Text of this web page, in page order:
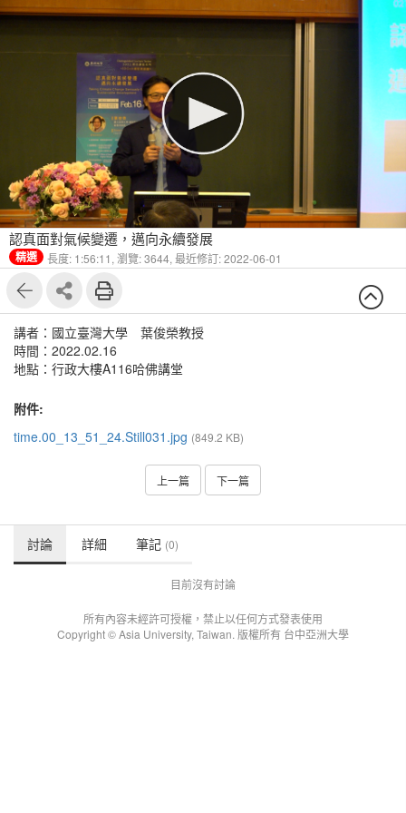
認真面對氣候變遷，邁向永續發展
精選 長度: 1:56:11, 瀏覽: 3644, 最近修訂: 2022-06-01
講者：國立臺灣大學 葉俊榮教授
時間：2022.02.16
地點：行政大樓A116哈佛講堂
附件:
time.00_13_51_24.Still031.jpg (849.2 KB)
上一篇 下一篇
討論 詳細 筆記 (0)
目前沒有討論
所有內容未經許可授權，禁止以任何方式發表使用
Copyright © Asia University, Taiwan. 版權所有 台中亞洲大學